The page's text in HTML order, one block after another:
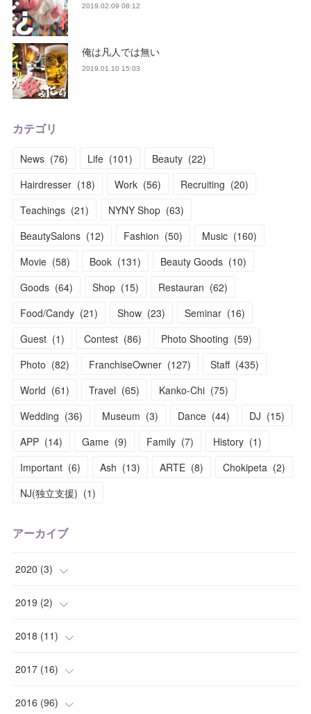
2019.02.09 08:12
俺は凡人では無い
2019.01.10 15:03
カテゴリ
News (76) Life (101) Beauty (22)
Hairdresser (18) Work (56) Recruiting (20)
Teachings (21) NYNY Shop (63)
BeautySalons (12) Fashion (50) Music (160)
Movie (58) Book (131) Beauty Goods (10)
Goods (64) Shop (15) Restauran (62)
Food/Candy (21) Show (23) Seminar (16)
Guest (1) Contest (86) Photo Shooting (59)
Photo (82) FranchiseOwner (127) Staff (435)
World (61) Travel (65) Kanko-Chi (75)
Wedding (36) Museum (3) Dance (44) DJ (15)
APP (14) Game (9) Family (7) History (1)
Important (6) Ash (13) ARTE (8) Chokipeta (2)
NJ(独立支援) (1)
アーカイブ
2020 (3)
(1
( 1)
(1)
2019 (2)
( 1)
(1)
2018 (11)
(2)
(1)
2017 (16)
(1)
2016 (96)